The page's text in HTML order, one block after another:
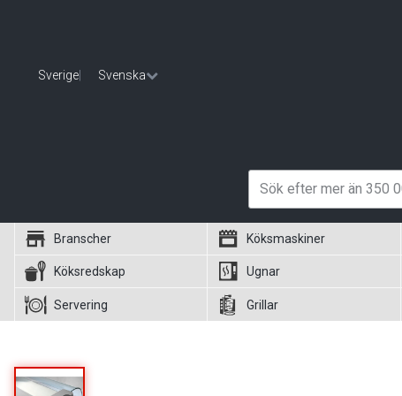
Sverige Svenska
Branscher Köksmaskiner
Köksredskap Ugnar
Servering Grillar